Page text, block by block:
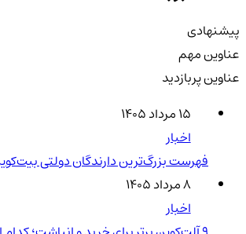
پیشنهادی
عناوین مهم
عناوین پربازدید
۱۵ مرداد ۱۴۰۵
اخبار
فهرست بزرگ‌ترین دارندگان دولتی بیت‌کوین
۸ مرداد ۱۴۰۵
اخبار